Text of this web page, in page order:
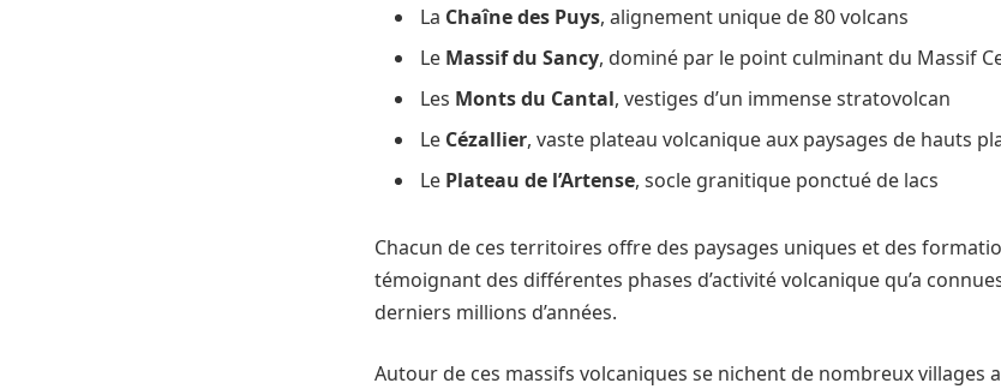
La Chaîne des Puys, alignement unique de 80 volcans
Le Massif du Sancy, dominé par le point culminant du Massif
Les Monts du Cantal, vestiges d’un immense stratovolcan
Le Cézallier, vaste plateau volcanique aux paysages de hauts
Le Plateau de l’Artense, socle granitique ponctué de lacs
Chacun de ces territoires offre des paysages uniques et des
témoignant des différentes phases d’activité volcanique qu’a
derniers millions d’années.
Autour de ces massifs volcaniques se nichent de nombreux villages